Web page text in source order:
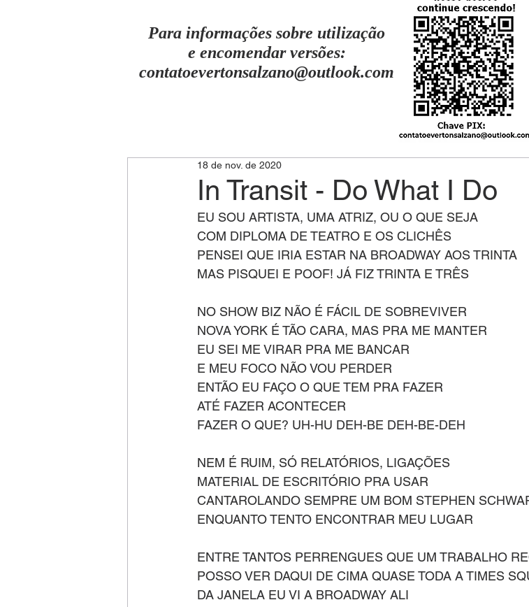
Para informações sobre utilização
e encomendar versões:
contatoevertonsalzano@outlook.com
In Transit - Do What I Do
18 de nov. de 2020
EU SOU ARTISTA, UMA ATRIZ, OU O QUE SEJA
COM DIPLOMA DE TEATRO E OS CLICHÊS
PENSEI QUE IRIA ESTAR NA BROADWAY AOS TRINTA
MAS PISQUEI E POOF! JÁ FIZ TRINTA E TRÊS
NO SHOW BIZ NÃO É FÁCIL DE SOBREVIVER
NOVA YORK É TÃO CARA, MAS PRA ME MANTER
EU SEI ME VIRAR PRA ME BANCAR
E MEU FOCO NÃO VOU PERDER
ENTÃO EU FAÇO O QUE TEM PRA FAZER
ATÉ FAZER ACONTECER
FAZER O QUE? UH-HU DEH-BE DEH-BE-DEH
NEM É RUIM, SÓ RELATÓRIOS, LIGAÇÕES
MATERIAL DE ESCRITÓRIO PRA USAR
CANTAROLANDO SEMPRE UM BOM STEPHEN
ENQUANTO TENTO ENCONTRAR MEU LUGAR
ENTRE TANTOS PERRENGUES QUE UM TRABALHO
POSSO VER DAQUI DE CIMA QUASE TODA A TIMES
DA JANELA EU VI A BROADWAY ALI